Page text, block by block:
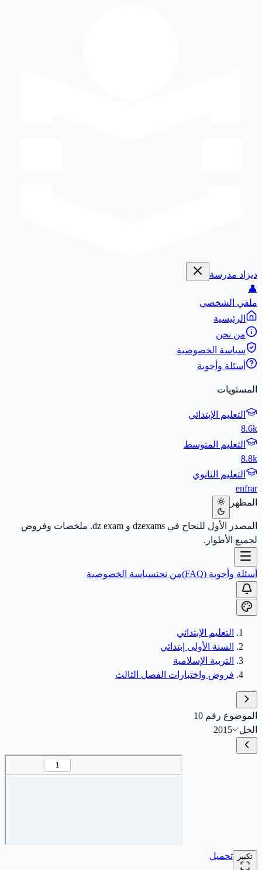
ديزاد مدرسة
👤
ملفي الشخصي
الرئيسية
من نحن
سياسة الخصوصية
أسئلة وأجوبة
المستويات
التعليم الإبتدائي
8.6k
التعليم المتوسط
8.8k
التعليم الثانوي
enfrar
المظهر
المصدر الأول للنجاح في dzexams و dz exam. ملخصات وفروض
لجميع الأطوار.
أسئلة وأجوبة (FAQ) من نحنسياسة الخصوصية
التعليم الإبتدائي
السنة الأولى إبتدائي
التربية الإسلامية
فروض واختبارات الفصل الثالث
الموضوع رقم 10
الحل
2015
تكبير تحميل